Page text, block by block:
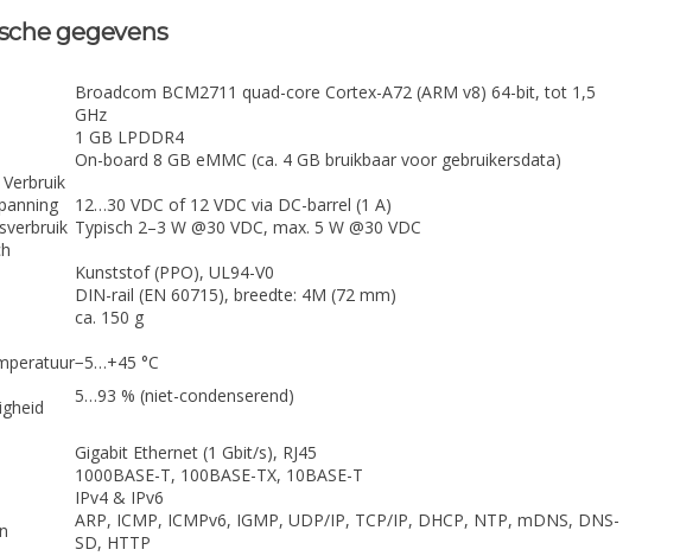
gegevens
Broadcom BCM2711 quad-core Cortex-A72 (ARM v8) 64-bit, tot 1,5
GHz
1 GB LPDDR4
On-board 8 GB eMMC (ca. 4 GB bruikbaar voor gebruikersdata)
12…30 VDC of 12 VDC via DC-barrel (1 A)
Typisch 2–3 W @30 VDC, max. 5 W @30 VDC
Kunststof (PPO), UL94-V0
DIN-rail (EN 60715), breedte: 4M (72 mm)
ca. 150 g
−5…+45 °C
5…93 % (niet-condenserend)
Gigabit Ethernet (1 Gbit/s), RJ45
1000BASE-T, 100BASE-TX, 10BASE-T
IPv4 & IPv6
ARP, ICMP, ICMPv6, IGMP, UDP/IP, TCP/IP, DHCP, NTP, mDNS, DNS-
SD, HTTP